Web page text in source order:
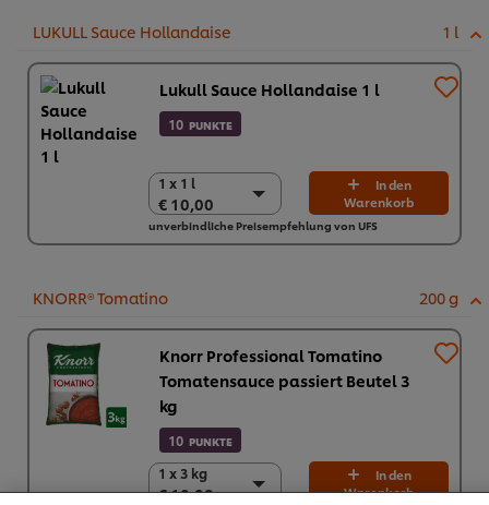
LUKULL Sauce Hollandaise 1 l
Lukull Sauce Hollandaise 1 l
10 PUNKTE
1 x 1 l
€ 10,00
1 x 1 l
€ 10,00
10 x 1 l
In den
Warenkorb
unverbindliche Preisempfehlung von UFS
KNORR® Tomatino 200 g
Knorr Professional Tomatino
Tomatensauce passiert Beutel 3
kg
10 PUNKTE
1 x 3 kg
€ 10,08
1 x 3 kg
€ 10,08
In den
Warenkorb
Cookies auf dieser Webseite